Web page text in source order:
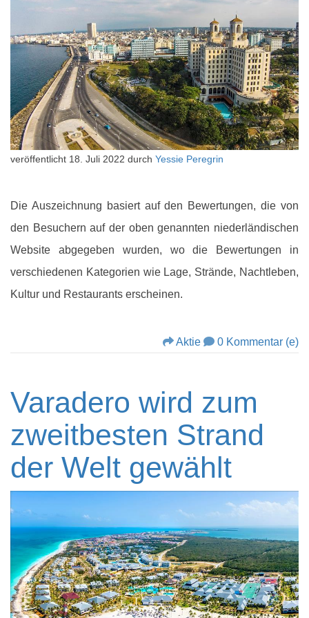
veröffentlicht 18. Juli 2022 durch Yessie Peregrin
Die Auszeichnung basiert auf den Bewertungen, die von
den Besuchern auf der oben genannten niederländischen
Website abgegeben wurden, wo die Bewertungen in
verschiedenen Kategorien wie Lage, Strände, Nachtleben,
Kultur und Restaurants erscheinen.
Aktie 0 Kommentar (e)
Varadero wird zum
zweitbesten Strand
der Welt gewählt